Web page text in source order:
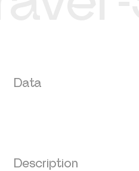
Data
Description